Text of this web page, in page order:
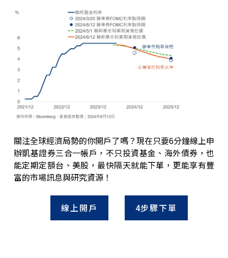
關注全球經濟局勢的你開戶了嗎？現在只要6分鐘線上申
辦凱基證券三合一帳戶，不只投資基金、海外債券，也
能定期定額台、美股，最快隔天就能下單，更能享有豐
富的市場訊息與研究資源！
線上開戶 4步驟下單